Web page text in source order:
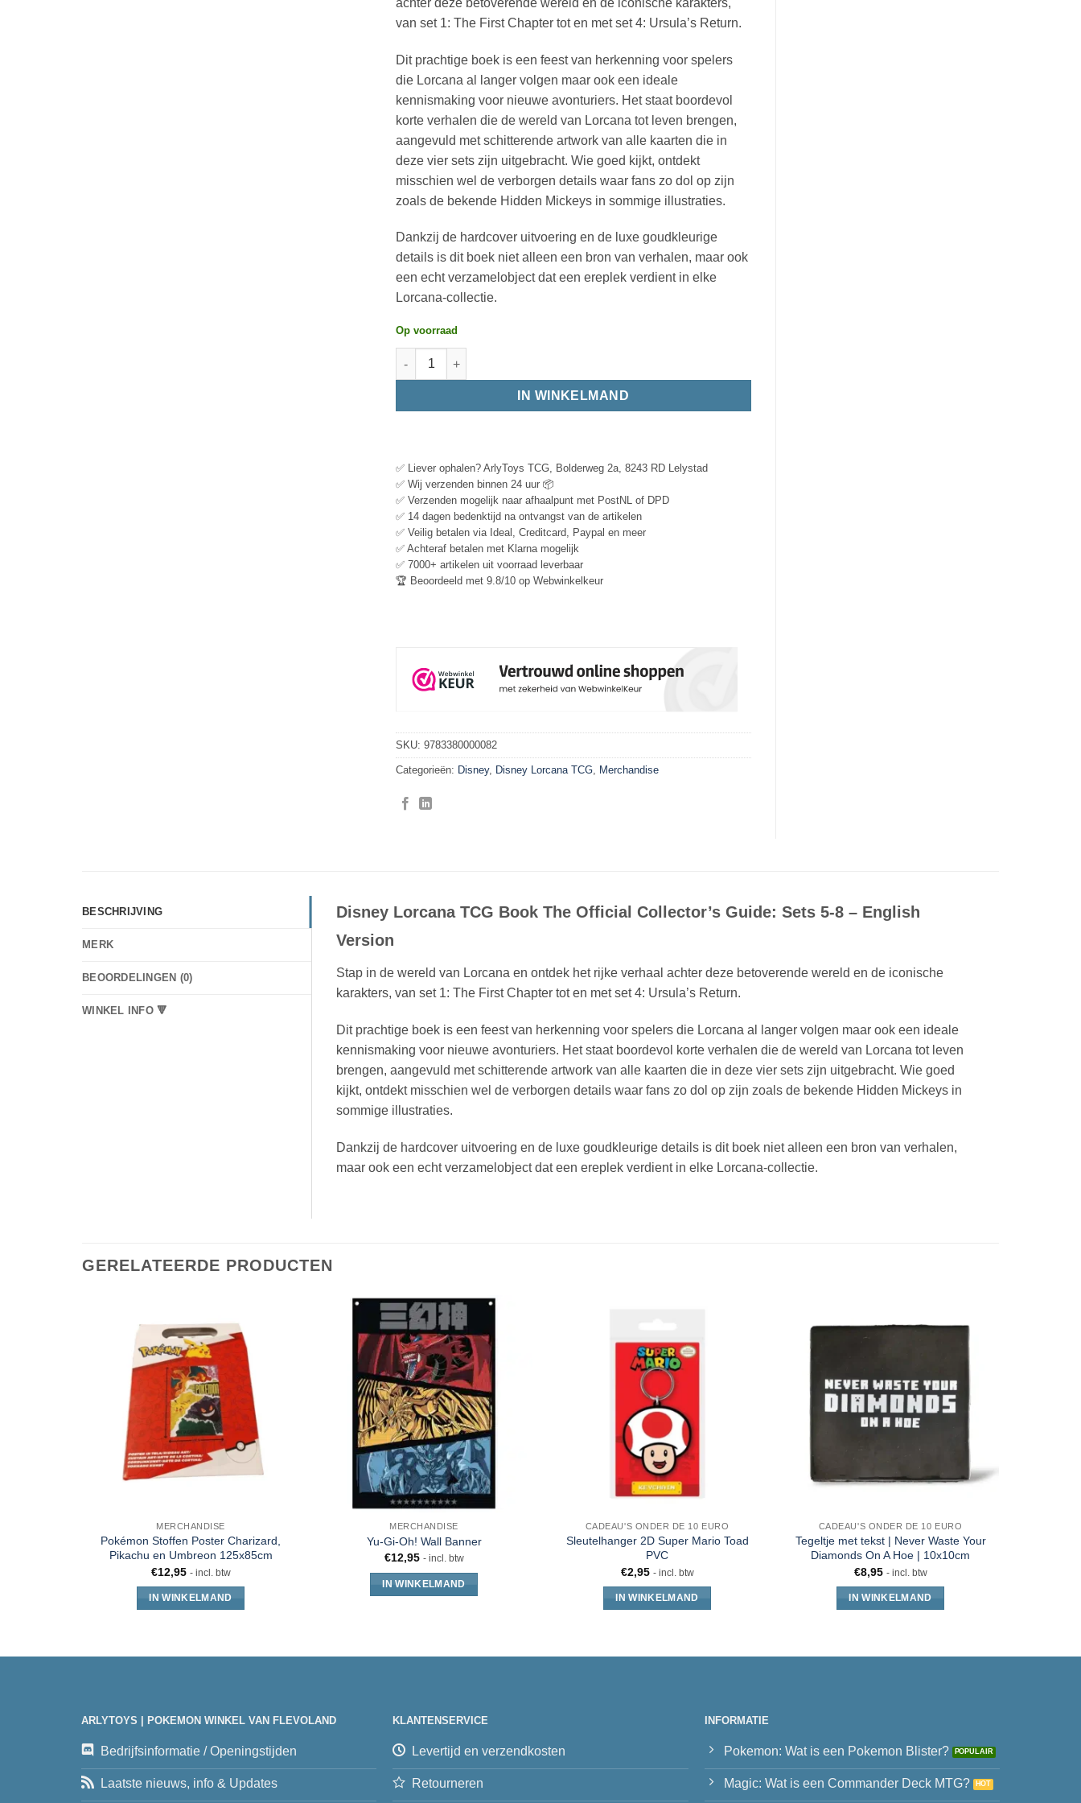
van set 1: The First Chapter tot en met set 4: Ursula’s Return.
Dit prachtige boek is een feest van herkenning voor spelers
die Lorcana al langer volgen maar ook een ideale
kennismaking voor nieuwe avonturiers. Het staat boordevol
korte verhalen die de wereld van Lorcana tot leven brengen,
aangevuld met schitterende artwork van alle kaarten die in
deze vier sets zijn uitgebracht. Wie goed kijkt, ontdekt
misschien wel de verborgen details waar fans zo dol op zijn
zoals de bekende Hidden Mickeys in sommige illustraties.
Dankzij de hardcover uitvoering en de luxe goudkleurige
details is dit boek niet alleen een bron van verhalen, maar ook
een echt verzamelobject dat een ereplek verdient in elke
Lorcana-collectie.
Op voorraad
IN WINKELMAND
✅ Liever ophalen? ArlyToys TCG, Bolderweg 2a, 8243 RD Lelystad
✅ Wij verzenden binnen 24 uur 📦
✅ Verzenden mogelijk naar afhaalpunt met PostNL of DPD
✅ 14 dagen bedenktijd na ontvangst van de artikelen
✅ Veilig betalen via Ideal, Creditcard, Paypal en meer
✅ Achteraf betalen met Klarna mogelijk
✅ 7000+ artikelen uit voorraad leverbaar
🏆 Beoordeeld met 9.8/10 op Webwinkelkeur
SKU: 9783380000082
Categorieën: Disney, Disney Lorcana TCG, Merchandise
BESCHRIJVING
MERK
BEOORDELINGEN (0)
WINKEL INFO 🔻
Disney Lorcana TCG Book The Official Collector’s Guide: Sets 5-8 – English
Version
Stap in de wereld van Lorcana en ontdek het rijke verhaal achter deze betoverende wereld en de iconische
karakters, van set 1: The First Chapter tot en met set 4: Ursula’s Return.
Dit prachtige boek is een feest van herkenning voor spelers die Lorcana al langer volgen maar ook een ideale
kennismaking voor nieuwe avonturiers. Het staat boordevol korte verhalen die de wereld van Lorcana tot leven
brengen, aangevuld met schitterende artwork van alle kaarten die in deze vier sets zijn uitgebracht. Wie goed
kijkt, ontdekt misschien wel de verborgen details waar fans zo dol op zijn zoals de bekende Hidden Mickeys in
sommige illustraties.
Dankzij de hardcover uitvoering en de luxe goudkleurige details is dit boek niet alleen een bron van verhalen,
maar ook een echt verzamelobject dat een ereplek verdient in elke Lorcana-collectie.
GERELATEERDE PRODUCTEN
MERCHANDISE
Pokémon Stoffen Poster Charizard,
Pikachu en Umbreon 125x85cm
€12,95 - incl. btw
IN WINKELMAND
MERCHANDISE
Yu-Gi-Oh! Wall Banner
€12,95 - incl. btw
IN WINKELMAND
CADEAU'S ONDER DE 10 EURO
Sleutelhanger 2D Super Mario Toad
PVC
€2,95 - incl. btw
IN WINKELMAND
CADEAU'S ONDER DE 10 EURO
Tegeltje met tekst | Never Waste Your
Diamonds On A Hoe | 10x10cm
€8,95 - incl. btw
IN WINKELMAND
ARLYTOYS | POKEMON WINKEL VAN FLEVOLAND
Bedrijfsinformatie / Openingstijden
Laatste nieuws, info & Updates
KLANTENSERVICE
Levertijd en verzendkosten
Retourneren
INFORMATIE
Pokemon: Wat is een Pokemon Blister?
Magic: Wat is een Commander Deck MTG?